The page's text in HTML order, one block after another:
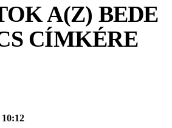
A(Z) BEDE
CÍMKÉRE
10:12